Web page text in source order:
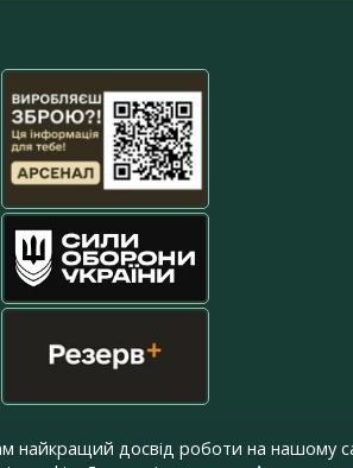
досвід роботи на нашому